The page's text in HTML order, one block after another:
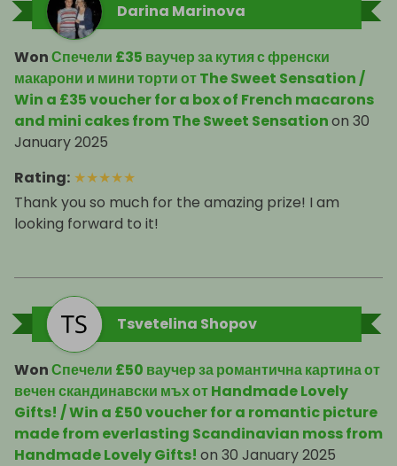
Darina Marinova
WonСпечели £35 ваучер за кутия с френски
макарони и мини торти от The Sweet Sensation /
Win a £35 voucher for a box of French macarons
and mini cakes from The Sweet Sensationon 30
January 2025
Rating: ★★★★★
Thank you so much for the amazing prize! I am
looking forward to it!
Tsvetelina Shopov
WonСпечели £50 ваучер за романтична картина от
вечен скандинавски мъх от Handmade Lovely
Gifts! / Win a £50 voucher for a romantic picture
made from everlasting Scandinavian moss from
Handmade Lovely Gifts! on 30 January 2025